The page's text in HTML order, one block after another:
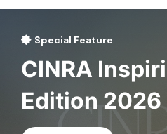
Special Feature
CINRA
Edition 2026